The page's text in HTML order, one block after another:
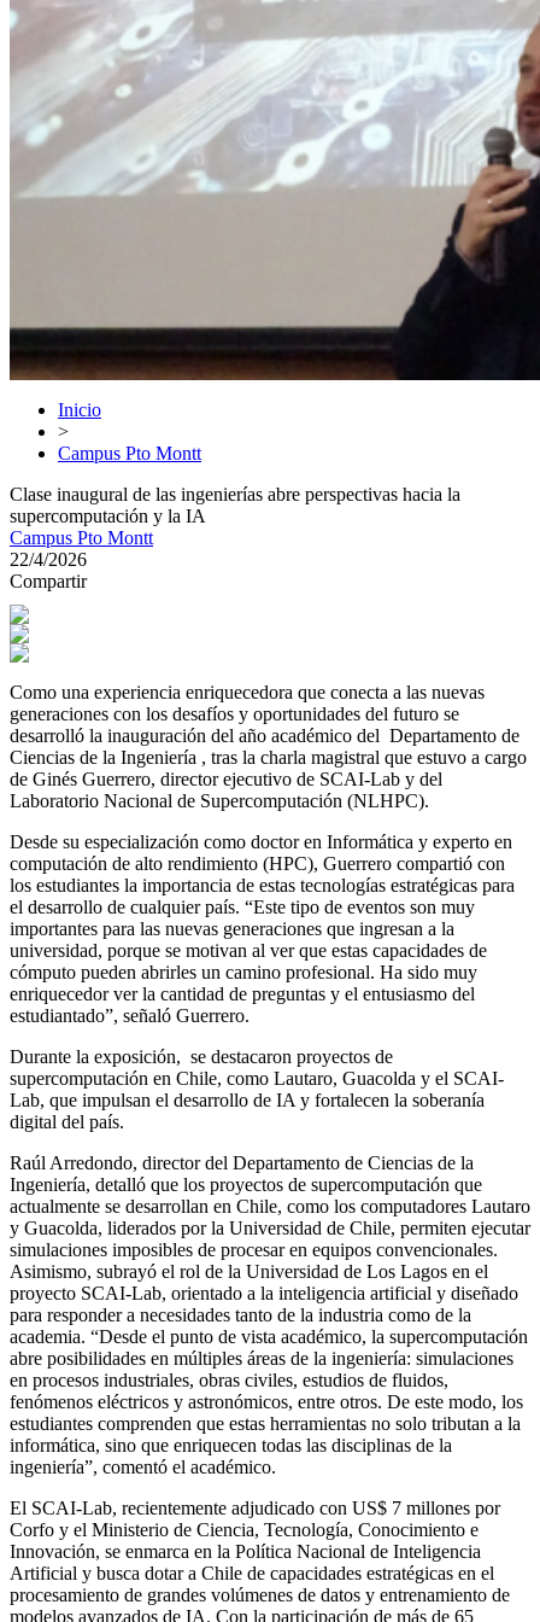
Inicio
>
Campus Pto Montt
Clase inaugural de las ingenierías abre perspectivas hacia la
supercomputación y la IA
Campus Pto Montt
22/4/2026
Compartir
Como una experiencia enriquecedora que conecta a las nuevas
generaciones con los desafíos y oportunidades del futuro se
desarrolló la inauguración del año académico del Departamento de
Ciencias de la Ingeniería , tras la charla magistral que estuvo a cargo
de Ginés Guerrero, director ejecutivo de SCAI-Lab y del
Laboratorio Nacional de Supercomputación (NLHPC).
Desde su especialización como doctor en Informática y experto en
computación de alto rendimiento (HPC), Guerrero compartió con
los estudiantes la importancia de estas tecnologías estratégicas para
el desarrollo de cualquier país. “Este tipo de eventos son muy
importantes para las nuevas generaciones que ingresan a la
universidad, porque se motivan al ver que estas capacidades de
cómputo pueden abrirles un camino profesional. Ha sido muy
enriquecedor ver la cantidad de preguntas y el entusiasmo del
estudiantado”, señaló Guerrero.
Durante la exposición, se destacaron proyectos de
supercomputación en Chile, como Lautaro, Guacolda y el SCAI-
Lab, que impulsan el desarrollo de IA y fortalecen la soberanía
digital del país.
Raúl Arredondo, director del Departamento de Ciencias de la
Ingeniería, detalló que los proyectos de supercomputación que
actualmente se desarrollan en Chile, como los computadores Lautaro
y Guacolda, liderados por la Universidad de Chile, permiten ejecutar
simulaciones imposibles de procesar en equipos convencionales.
Asimismo, subrayó el rol de la Universidad de Los Lagos en el
proyecto SCAI-Lab, orientado a la inteligencia artificial y diseñado
para responder a necesidades tanto de la industria como de la
academia. “Desde el punto de vista académico, la supercomputación
abre posibilidades en múltiples áreas de la ingeniería: simulaciones
en procesos industriales, obras civiles, estudios de fluidos,
fenómenos eléctricos y astronómicos, entre otros. De este modo, los
estudiantes comprenden que estas herramientas no solo tributan a la
informática, sino que enriquecen todas las disciplinas de la
ingeniería”, comentó el académico.
El SCAI-Lab, recientemente adjudicado con US$ 7 millones por
Corfo y el Ministerio de Ciencia, Tecnología, Conocimiento e
Innovación, se enmarca en la Política Nacional de Inteligencia
Artificial y busca dotar a Chile de capacidades estratégicas en el
procesamiento de grandes volúmenes de datos y entrenamiento de
modelos avanzados de IA. Con la participación de más de 65